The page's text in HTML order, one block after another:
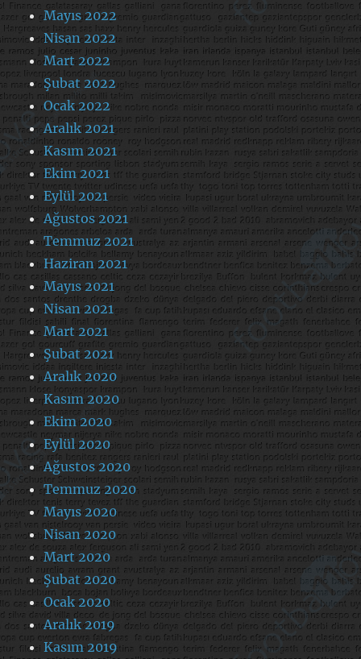
Mayıs 2022
Nisan 2022
Mart 2022
Şubat 2022
Ocak 2022
Aralık 2021
Kasım 2021
Ekim 2021
Eylül 2021
Ağustos 2021
Temmuz 2021
Haziran 2021
Mayıs 2021
Nisan 2021
Mart 2021
Şubat 2021
Aralık 2020
Kasım 2020
Ekim 2020
Eylül 2020
Ağustos 2020
Temmuz 2020
Mayıs 2020
Nisan 2020
Mart 2020
Şubat 2020
Ocak 2020
Aralık 2019
Kasım 2019